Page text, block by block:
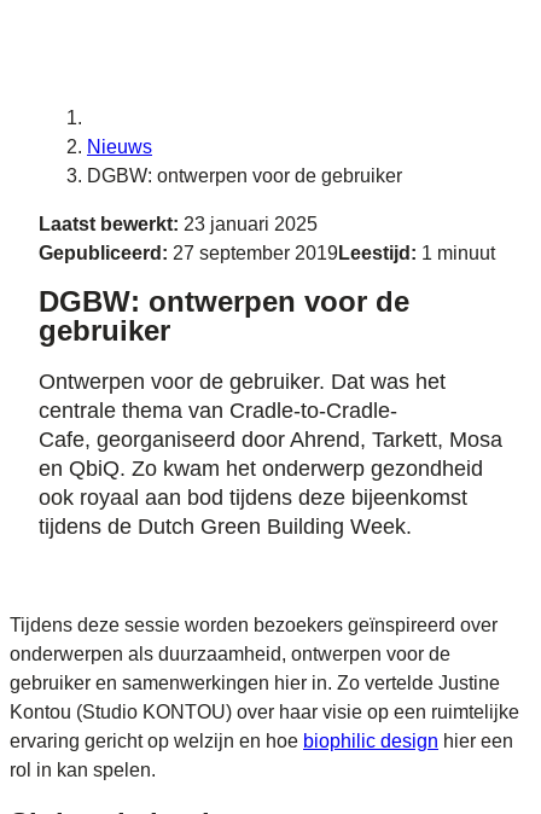
Nieuws
DGBW: ontwerpen voor de gebruiker
Laatst bewerkt: 23 januari 2025
Gepubliceerd: 27 september 2019Leestijd: 1 minuut
DGBW: ontwerpen voor de
gebruiker
Ontwerpen voor de gebruiker. Dat was het
centrale thema van Cradle-to-Cradle-
Cafe, georganiseerd door Ahrend, Tarkett, Mosa
en QbiQ. Zo kwam het onderwerp gezondheid
ook royaal aan bod tijdens deze bijeenkomst
tijdens de Dutch Green Building Week.
Tijdens deze sessie worden bezoekers geïnspireerd over
onderwerpen als duurzaamheid, ontwerpen voor de
gebruiker en samenwerkingen hier in. Zo vertelde Justine
Kontou (Studio KONTOU) over haar visie op een ruimtelijke
ervaring gericht op welzijn en hoe biophilic design hier een
rol in kan spelen.